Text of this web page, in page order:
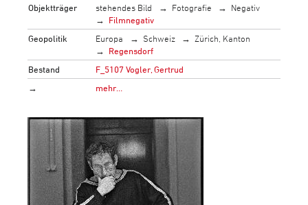
Objektträger
stehendes Bild Fotografie
Negativ
Filmnegativ
Geopolitik
Europa Schweiz
Zürich, Kanton
Regensdorf
Bestand
F_5107 Vogler, Gertrud
→
mehr…